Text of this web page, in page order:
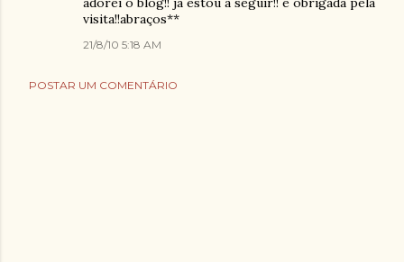
visita!!abraços**
21/8/10 5:18 AM
POSTAR UM COMENTÁRIO